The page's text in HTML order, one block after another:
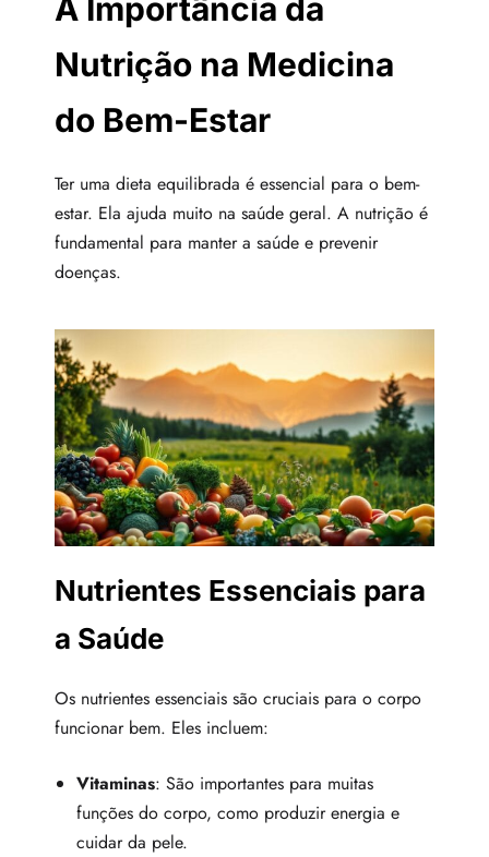
A Importância da
Nutrição na Medicina
do Bem-Estar
Ter uma dieta equilibrada é essencial para o bem-
estar. Ela ajuda muito na saúde geral. A nutrição é
fundamental para manter a saúde e prevenir
doenças.
Nutrientes Essenciais para
a Saúde
Os nutrientes essenciais são cruciais para o corpo
funcionar bem. Eles incluem:
Vitaminas: São importantes para muitas
funções do corpo, como produzir energia e
cuidar da pele.